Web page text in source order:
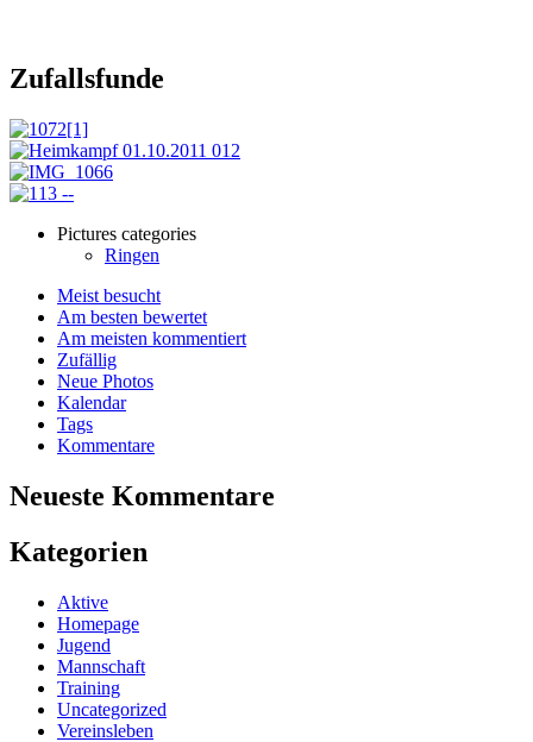
Zufallsfunde
Pictures categories
Ringen
Meist besucht
Am besten bewertet
Am meisten kommentiert
Zufällig
Neue Photos
Kalendar
Tags
Kommentare
Neueste Kommentare
Kategorien
Aktive
Homepage
Jugend
Mannschaft
Training
Uncategorized
Vereinsleben